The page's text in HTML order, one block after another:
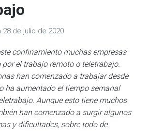
28 de julio de 2020
confinamiento muchas empresas
el trabajo remoto o teletrabajo.
han comenzado a trabajar desde
ha aumentado el tiempo semanal
Aunque esto tiene muchos
han comenzado a surgir algunos
y dificultades, sobre todo de